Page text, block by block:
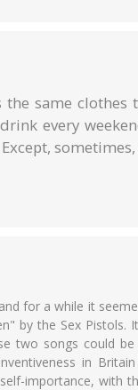
same clothes
every
sometimes,
for a while it
by the Sex Pistols.
two songs could be
in
importance, with